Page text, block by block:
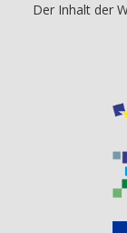
Der Inhalt der